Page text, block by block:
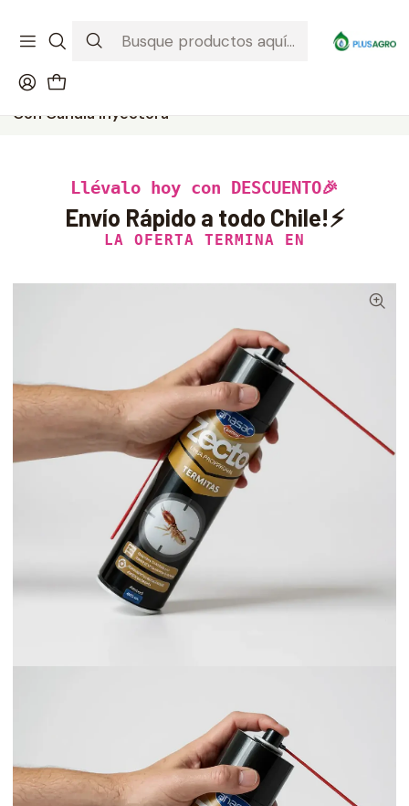
Ver condiciones de la promoción
Con Cánula Inyectora
Llévalo hoy con DESCUENTO🎉
Envío Rápido a todo Chile!⚡
LA OFERTA TERMINA EN